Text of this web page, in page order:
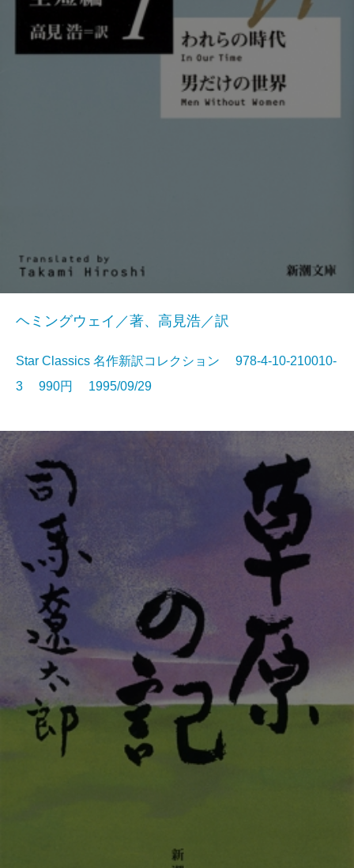
ヘミングウェイ／著、高見浩／訳
Star Classics 名作新訳コレクション 978-4-10-210010-
3 990円 1995/09/29